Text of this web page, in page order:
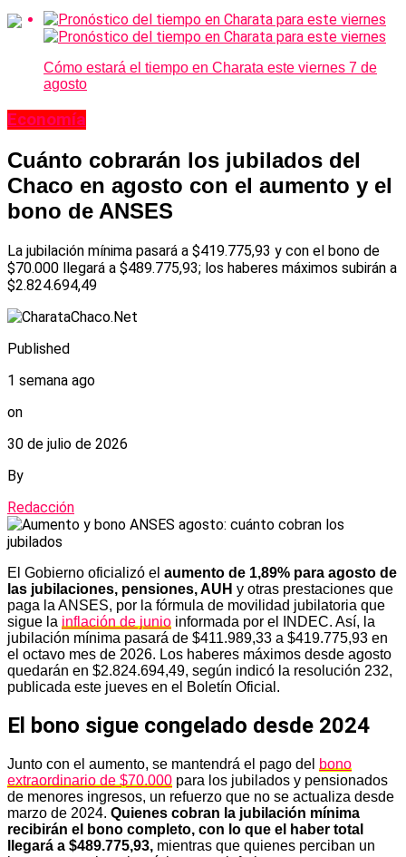
Cómo estará el tiempo en Charata este viernes 7 de
agosto
Economía
Cuánto cobrarán los jubilados del
Chaco en agosto con el aumento y el
bono de ANSES
La jubilación mínima pasará a $419.775,93 y con el bono de
$70.000 llegará a $489.775,93; los haberes máximos subirán a
$2.824.694,49
Published
1 semana ago
on
30 de julio de 2026
By
Redacción
El Gobierno oficializó el aumento de 1,89% para agosto de
las jubilaciones, pensiones, AUH y otras prestaciones que
paga la ANSES, por la fórmula de movilidad jubilatoria que
sigue la inflación de junio informada por el INDEC. Así, la
jubilación mínima pasará de $411.989,33 a $419.775,93 en
el octavo mes de 2026. Los haberes máximos desde agosto
quedarán en $2.824.694,49, según indicó la resolución 232,
publicada este jueves en el Boletín Oficial.
El bono sigue congelado desde 2024
Junto con el aumento, se mantendrá el pago del bono
extraordinario de $70.000 para los jubilados y pensionados
de menores ingresos, un refuerzo que no se actualiza desde
marzo de 2024. Quienes cobran la jubilación mínima
recibirán el bono completo, con lo que el haber total
llegará a $489.775,93, mientras que quienes perciban un